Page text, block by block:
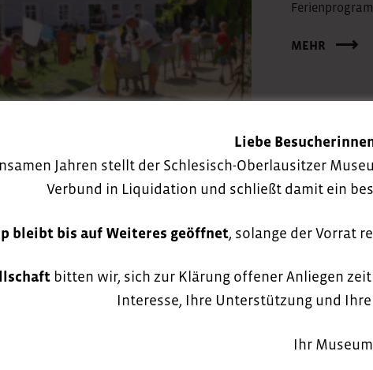
MEHR
18. Juni 2024
MEHR
Liebe
Jahren stellt der Schlesisch-Oberlausitzer
Verbund in Liquidation und schließt damit ein
bleibt bis auf Weiteres geöffnet, solange der Vorrat
bitten wir, sich zur Klärung offener Anliegen
Interesse, Ihre Unterstützung und
Ihr